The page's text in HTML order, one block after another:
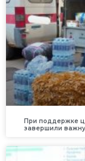
При поддержке
завершили